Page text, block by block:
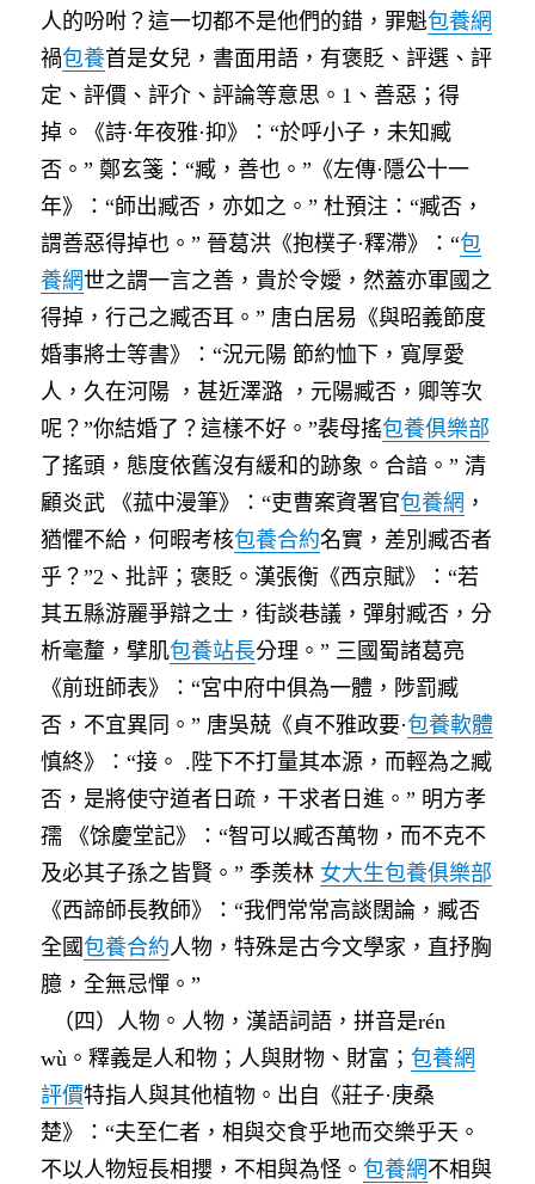
人的吩咐？這一切都不是他們的錯，罪魁包養網
禍包養首是女兒，書面用語，有褒貶、評選、評
定、評價、評介、評論等意思。1、善惡；得
掉。《詩·年夜雅·抑》：“於呼小子，未知臧
否。” 鄭玄箋：“臧，善也。”《左傳·隱公十一
年》：“師出臧否，亦如之。” 杜預注：“臧否，
謂善惡得掉也。” 晉葛洪《抱樸子·釋滯》：“包
養網世之謂一言之善，貴於令嬡，然蓋亦軍國之
得掉，行己之臧否耳。” 唐白居易《與昭義節度
婚事將士等書》：“況元陽 節約恤下，寬厚愛
人，久在河陽 ，甚近澤潞 ，元陽臧否，卿等次
呢？”你結婚了？這樣不好。”裴母搖包養俱樂部
了搖頭，態度依舊沒有緩和的跡象。合諳。” 清
顧炎武 《菰中漫筆》：“吏曹案資署官包養網 ，
猶懼不給，何暇考核包養合約名實，差別臧否者
乎？”2、批評；褒貶。漢張衡《西京賦》：“若
其五縣游麗爭辯之士，街談巷議，彈射臧否，分
析毫釐，擘肌包養站長分理。” 三國蜀諸葛亮
《前班師表》：“宮中府中俱為一體，陟罰臧
否，不宜異同。” 唐吳兢《貞不雅政要·包養軟體
慎終》：“接。 .陛下不打量其本源，而輕為之臧
否，是將使守道者日疏，干求者日進。” 明方孝
孺 《馀慶堂記》：“智可以臧否萬物，而不克不
及必其子孫之皆賢。” 季羨林 女大生包養俱樂部
《西諦師長教師》：“我們常常高談闊論，臧否
全國包養合約人物，特殊是古今文學家，直抒胸
臆，全無忌憚。”
（四）人物。人物，漢語詞語，拼音是rén
wù。釋義是人和物；人與財物、財富；包養網
評價特指人與其他植物。出自《莊子·庚桑
楚》：“夫至仁者，相與交食乎地而交樂乎天。
不以人物短長相攖，不相與為怪。包養網不相與